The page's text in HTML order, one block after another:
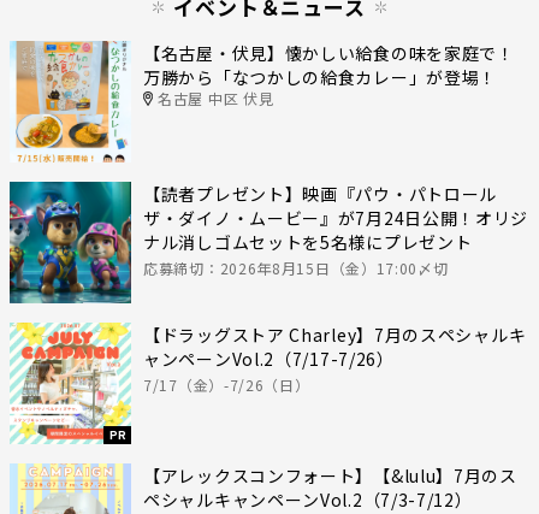
イベント＆ニュース
【名古屋・伏見】懐かしい給食の味を家庭で！
万勝から「なつかしの給食カレー」が登場！
名古屋 中区 伏見
【読者プレゼント】映画『パウ・パトロール
ザ・ダイノ・ムービー』が7月24日公開！オリジ
ナル消しゴムセットを5名様にプレゼント
応募締切：2026年8月15日（金）17:00〆切
PR
【ドラッグストア Charley】7月のスペシャルキ
ャンペーンVol.2（7/17-7/26）
7/17（金）-7/26（日）
【アレックスコンフォート】【&lulu】7月のス
ペシャルキャンペーンVol.2（7/3-7/12）